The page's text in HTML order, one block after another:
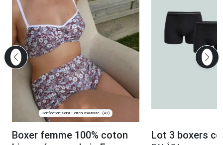
Confection: Saint-Ferréol-d'Auroure (43)
Boxer femme 100% coton
Lot 3 boxers